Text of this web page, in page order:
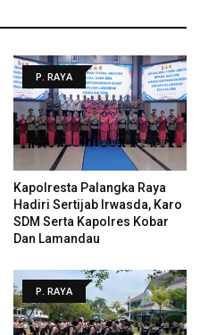
P. RAYA
Kapolresta Palangka Raya
Hadiri Sertijab Irwasda, Karo
SDM Serta Kapolres Kobar
Dan Lamandau
P. RAYA